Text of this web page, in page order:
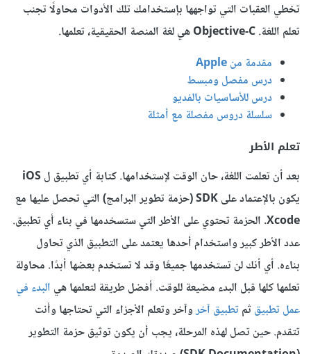
تخطي العقبات التي تواجهها بإستخدامك تلك الأدوات محاولًا تجنب
تعلم اللغة. Objective-C هي لغة المنصة الحقيقية، تعلمها.
مقدمة من Apple
درس مفصل ومبسط
درس للأساسيات بالفديو
سلسلة دروس مفصلة مع أمثلة
تعلم الأطر
بعد أن تعلمت اللغة، حان الوقت لإستخدامها. كتابة أي تطبيق ل iOS
يكون بالإعتماد على SDK (حزمة تطوير البرامج) التي تحصل عليها مع
Xcode. الحزمة تحتوي على الأطر التي ستسخدمها في بناء أي تطبيق.
عدد الأطر كبير واستخدام أحدها يعتمد على التطبيق الذي تحاول
بناءه. أي أنك لن تستخدمها جميعًا وقد لا تستخدم بعضها أبدًا. محاولة
تعلمها كلها قبل البدء مضيعة للوقت. أفضل طريقة لتعلمها هي البدء في
عمل تطبيقثم تطبيق آخروآخر وتعلم الأجزاء التي تحتاجها وأنت
تتقدم. حين تصل لهذه المرحلة، يجب أن يكون توثيق حزمة التطوير